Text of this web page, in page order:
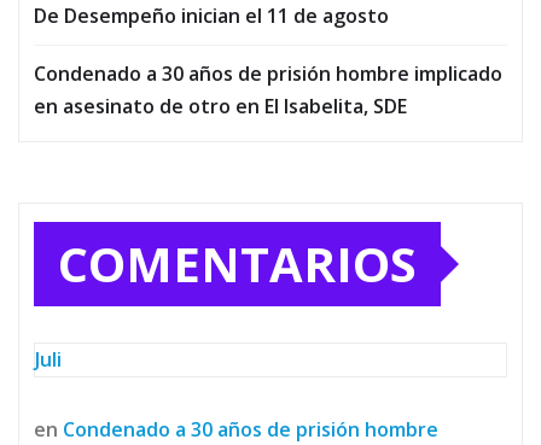
De Desempeño inician el 11 de agosto
Condenado a 30 años de prisión hombre implicado
en asesinato de otro en El Isabelita, SDE
COMENTARIOS
Juli
en Condenado a 30 años de prisión hombre